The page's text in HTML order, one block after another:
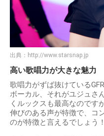
出典： http://www.starsnap.jp
高い歌唱力が大きな魅力
歌唱力がずば抜けている
ボーカル、それがユジュさ
くルックスも最高なのです
伸びのある声が特徴で、コ
のが特徴と言えるでしょう！